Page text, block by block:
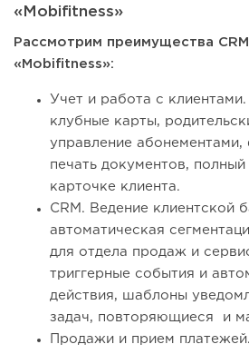
«Mobifitness»
Рассмотрим преимущества
«Mobifitness»:
Учет и работа с
клубные карты,
управление
печать документов,
карточке клиента.
CRM. Ведение клиентской
автоматическая
для отдела продаж и
триггерные события и
действия, шаблоны
задач, повторяющиеся и
Продажи и прием